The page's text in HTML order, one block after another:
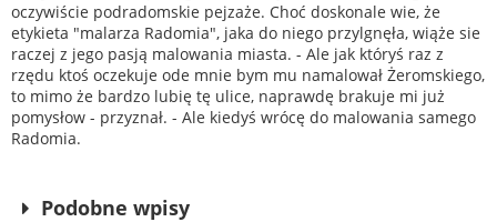
oczywiście podradomskie pejzaże. Choć doskonale wie, że
etykieta "malarza Radomia", jaka do niego przylgnęła, wiąże sie
raczej z jego pasją malowania miasta. - Ale jak któryś raz z
rzędu ktoś oczekuje ode mnie bym mu namalował Żeromskiego,
to mimo że bardzo lubię tę ulice, naprawdę brakuje mi już
pomysłow - przyznał. - Ale kiedyś wrócę do malowania samego
Radomia.
Podobne wpisy